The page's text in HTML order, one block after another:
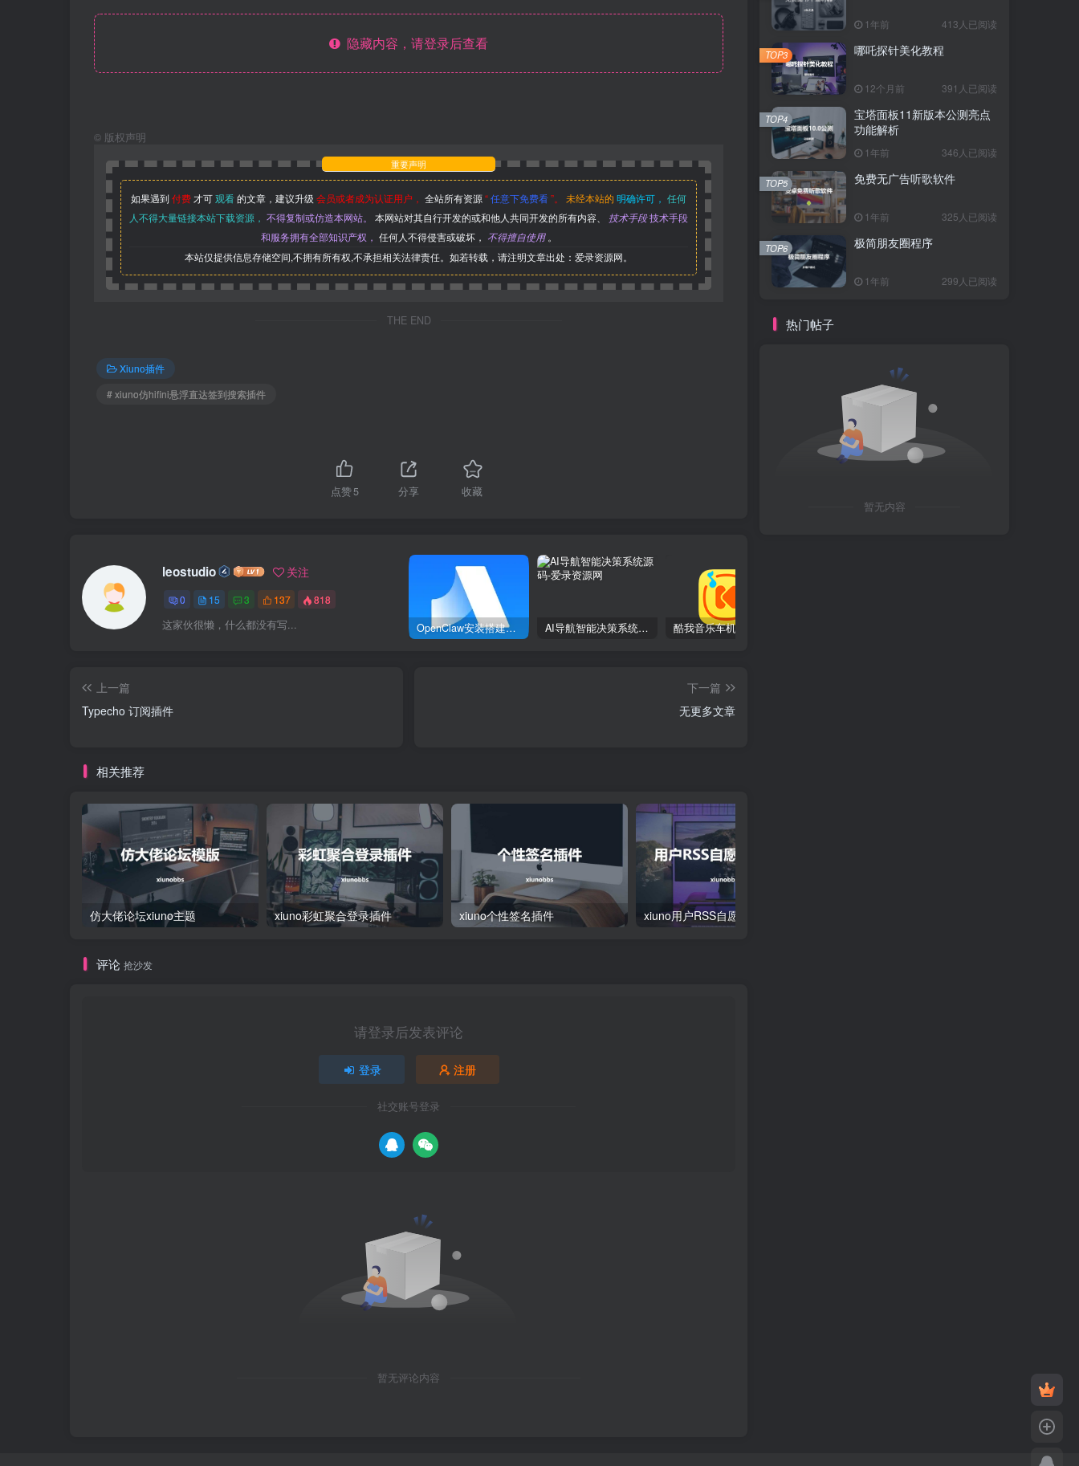
隐藏内容，请登录后查看
© 版权声明
重要声明
如果遇到 付费 才可观看的文章，建议升级 会员或者成为认证用户， 全站所有资源“任意下免费看”。 未经本站的 明确许可， 任何
人不得大量链接本站下载资源， 不得复制或仿造本网站。 本网站对其自行开发的或和他人共同开发的所有内容、 技术手段技术手段
和服务拥有全部知识产权， 任何人不得侵害或破坏， 不得擅自使用 。
本站仅提供信息存储空间,不拥有所有权,不承担相关法律责任。如若转载，请注明文章出处：爱录资源网。
THE END
Xiuno插件
# xiuno仿hifini悬浮直达签到搜索插件
点赞5 分享 收藏
leostudio 关注
0 15 3 137 818
这家伙很懒，什么都没有写... OpenClaw安装搭建教程 AI导航智能决策系统源码
上一篇
Typecho 订阅插件
下一篇
无更多文章
相关推荐
仿大佬论坛xiuno主题 xiuno彩虹聚合登录插件 xiuno个性签名插件 xiuno用户RSS自愿采集插件
评论 抢沙发
请登录后发表评论
登录 注册
社交账号登录
暂无评论内容
1年前 413人已阅读
哪吒探针美化教程
12个月前 391人已阅读
TOP3
宝塔面板11新版本公测亮点
功能解析
1年前 346人已阅读
TOP4
免费无广告听歌软件
1年前 325人已阅读
TOP5
极简朋友圈程序
1年前 299人已阅读
TOP6
热门帖子
暂无内容